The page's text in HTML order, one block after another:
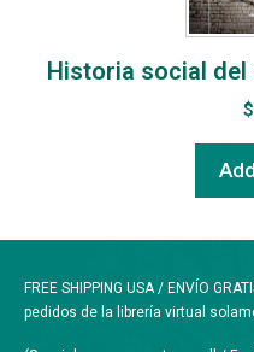
Historia social
$
FREE SHIPPING USA / ENVÍO
pedidos de la librería virtual